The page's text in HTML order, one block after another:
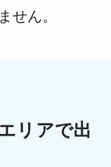
せん。
リアで出